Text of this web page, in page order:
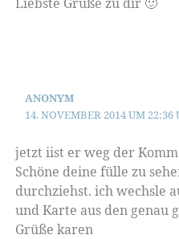
ANONYM
14. NOVEMBER 2014 UM 22:36
jetzt iist er weg der
Schöne deine fülle zu
durchziehst. ich wechsle
und Karte aus den genau
Grüße karen